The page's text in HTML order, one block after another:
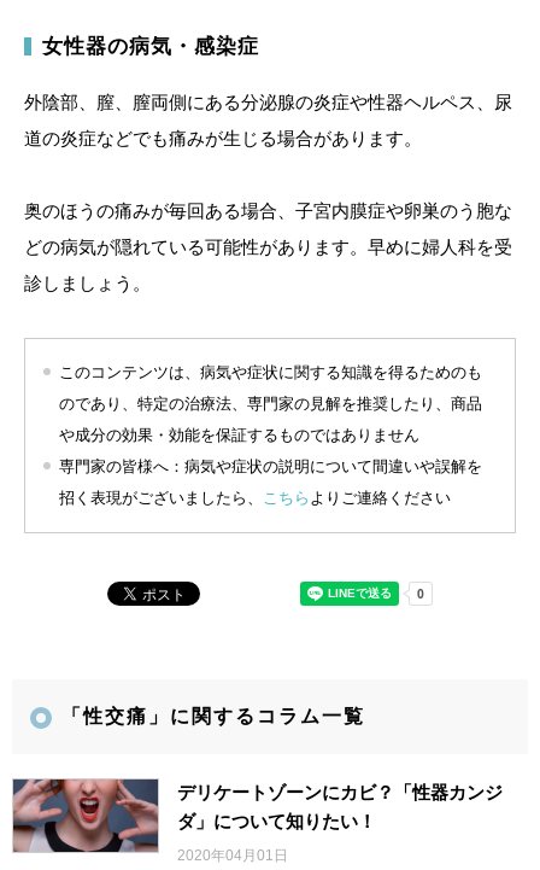
女性器の病気・感染症
外陰部、膣、膣両側にある分泌腺の炎症や性器ヘルペス、尿
道の炎症などでも痛みが生じる場合があります。
奥のほうの痛みが毎回ある場合、子宮内膜症や卵巣のう胞な
どの病気が隠れている可能性があります。早めに婦人科を受
診しましょう。
このコンテンツは、病気や症状に関する知識を得るためのも
のであり、特定の治療法、専門家の見解を推奨したり、商品
や成分の効果・効能を保証するものではありません
専門家の皆様へ：病気や症状の説明について間違いや誤解を
招く表現がございましたら、 こちら よりご連絡ください
「性交痛」に関するコラム一覧
デリケートゾーンにカビ？「性器カンジ
ダ」について知りたい！
2020年04月01日